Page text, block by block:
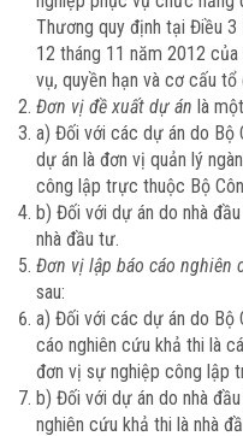
Thương quy định tại Điều
12 tháng 11 năm 2012
vụ, quyền hạn và cơ cấu
Đơn vị đề xuất dự án là
a) Đối với các dự án do Bộ
dự án là đơn vị quản lý
công lập trực thuộc Bộ
b) Đối với dự án do nhà
nhà đầu tư.
Đơn vị lập báo cáo nghiên
sau:
a) Đối với các dự án do Bộ
cáo nghiên cứu khả thi là
đơn vị sự nghiệp công lập
b) Đối với dự án do nhà
nghiên cứu khả thi là nhà